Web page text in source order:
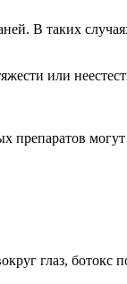
В таких
или
препаратов
глаз,